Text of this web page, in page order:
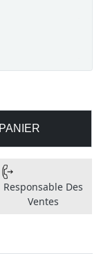
Responsable Des
Ventes